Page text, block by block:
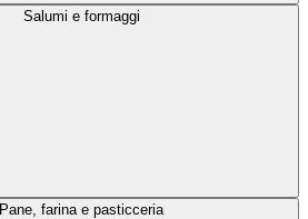
Salumi e formaggi
Pane, farina e pasticceria